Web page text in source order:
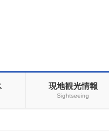
現地観光情報
Sightseeing